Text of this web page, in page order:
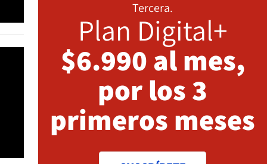
Tercera.
Plan Digital+
$6.990 al mes,
por los 3
primeros meses